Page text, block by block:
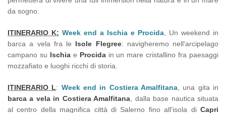
da sogno.
ITINERARIO K: Week end a Ischia e Procida , Un weekend in
barca a vela fra le Isole Flegree: navigheremo nell'arcipelago
campano su Ischiae Procidain un mare cristallino fra paesaggi
mozzafiato e luoghi ricchi di storia.
ITINERARIO L: Week end in Costiera Amalfitana , una gita in
barca a vela in Costiera Amalfitana , dalla base nautica situata
al centro della magnifica città di Salerno fino all'isola di Capri